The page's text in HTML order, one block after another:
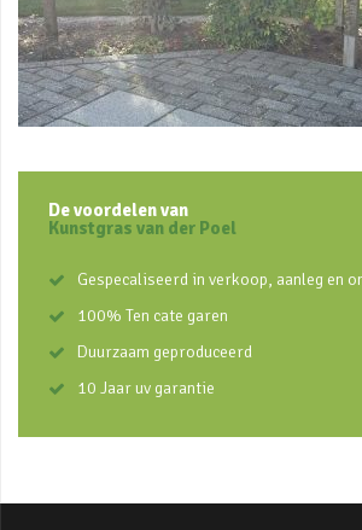
De voordelen van
Kunstgras van der Poel
Gespecaliseerd in verkoop, aanleg en
100% Ten cate garen
Duurzaam geproduceerd
10 Jaar uv garantie